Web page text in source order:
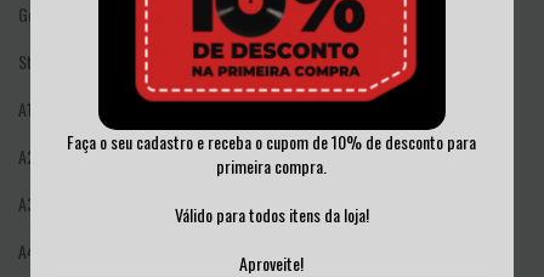
Faça o seu cadastro e receba o cupom de 10% de desconto para
primeira compra.
Válido para todos itens da loja!
Aproveite!
Genre: Rock
Style: Punk
A1
Sonic Reducer
A2
All This And More
A3
A4